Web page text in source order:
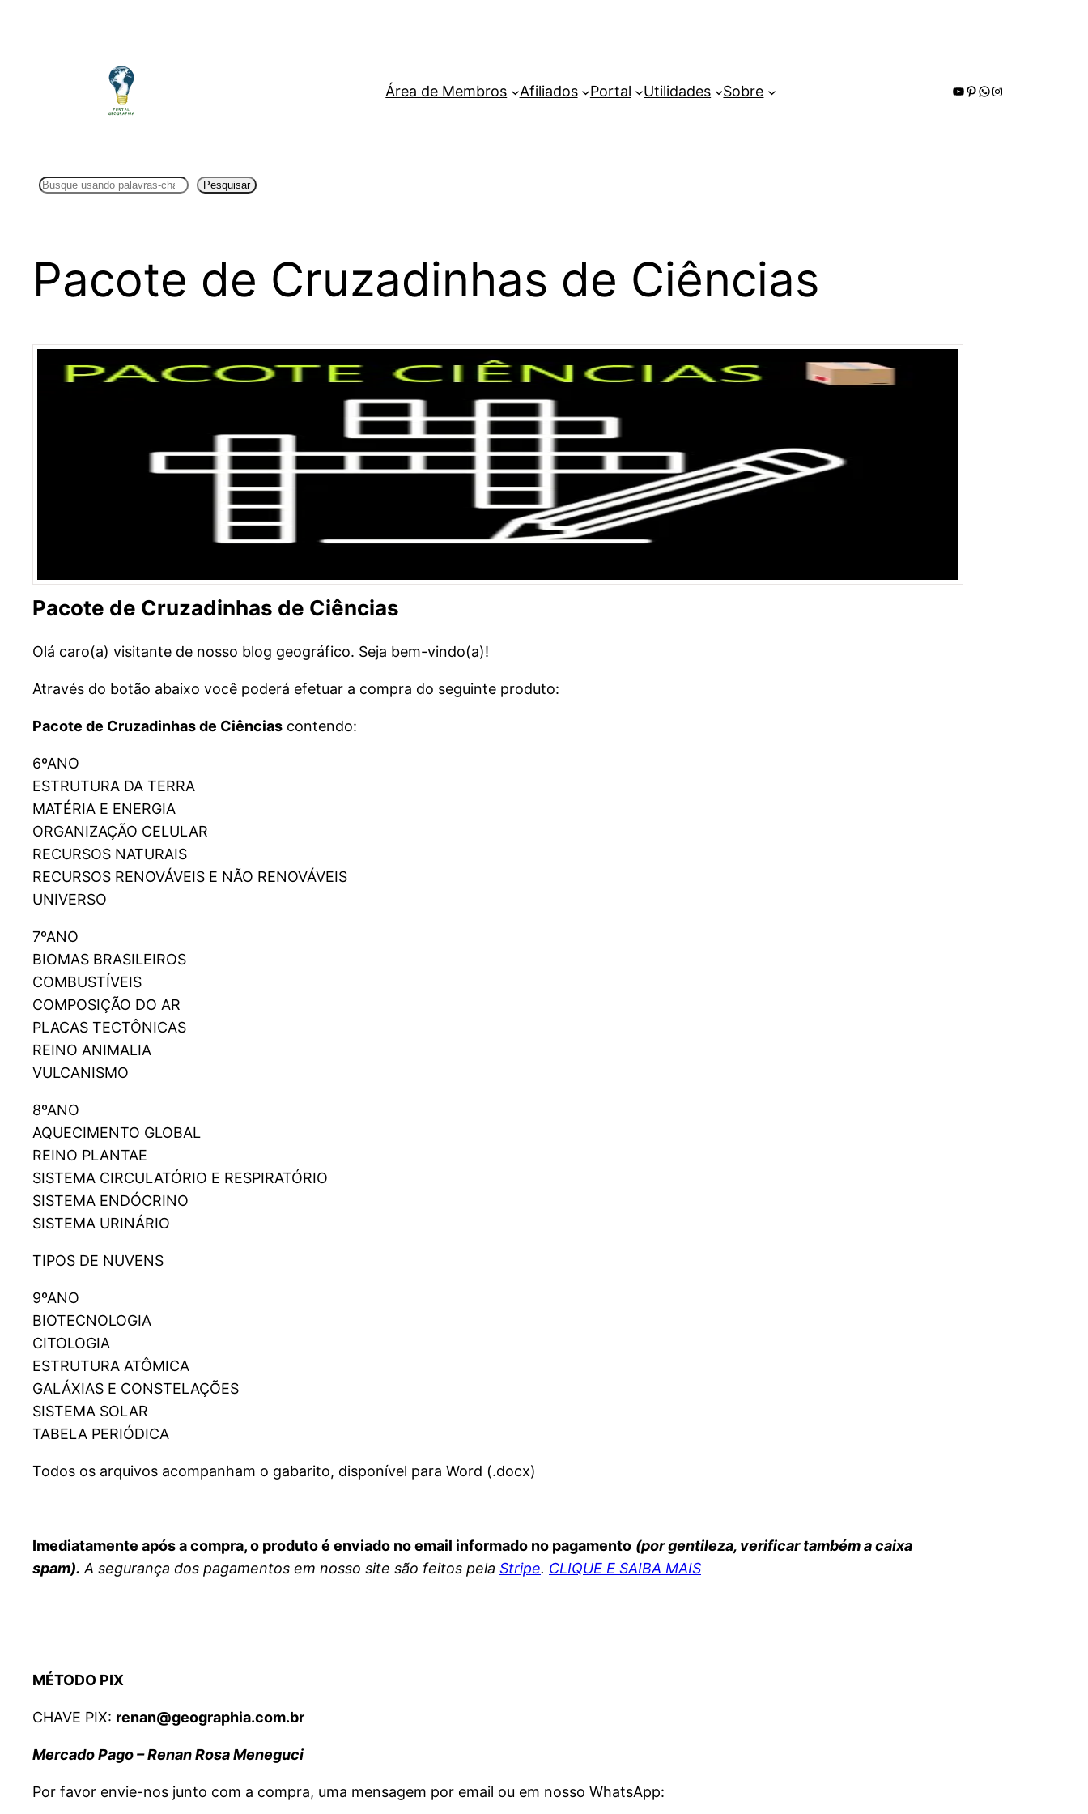
Área de Membros Afiliados Portal Utilidades Sobre Youtube
Pinterest
WhatsApp
Instagram
Pesquisar Pesquisar
Pacote de Cruzadinhas de Ciências
Pacote de Cruzadinhas de Ciências
Olá caro(a) visitante de nosso blog geográfico. Seja bem-vindo(a)!
Através do botão abaixo você poderá efetuar a compra do seguinte produto:
Pacote de Cruzadinhas de Ciências contendo:
6ºANO
ESTRUTURA DA TERRA
MATÉRIA E ENERGIA
ORGANIZAÇÃO CELULAR
RECURSOS NATURAIS
RECURSOS RENOVÁVEIS E NÃO RENOVÁVEIS
UNIVERSO
7ºANO
BIOMAS BRASILEIROS
COMBUSTÍVEIS
COMPOSIÇÃO DO AR
PLACAS TECTÔNICAS
REINO ANIMALIA
VULCANISMO
8ºANO
AQUECIMENTO GLOBAL
REINO PLANTAE
SISTEMA CIRCULATÓRIO E RESPIRATÓRIO
SISTEMA ENDÓCRINO
SISTEMA URINÁRIO
TIPOS DE NUVENS
9ºANO
BIOTECNOLOGIA
CITOLOGIA
ESTRUTURA ATÔMICA
GALÁXIAS E CONSTELAÇÕES
SISTEMA SOLAR
TABELA PERIÓDICA
Todos os arquivos acompanham o gabarito, disponível para Word (.docx)
Imediatamente após a compra, o produto é enviado no email informado no pagamento (por gentileza, verificar também a caixa
spam). A segurança dos pagamentos em nosso site são feitos pela Stripe. CLIQUE E SAIBA MAIS
MÉTODO PIX
CHAVE PIX: renan@geographia.com.br
Mercado Pago – Renan Rosa Meneguci
Por favor envie-nos junto com a compra, uma mensagem por email ou em nosso WhatsApp: